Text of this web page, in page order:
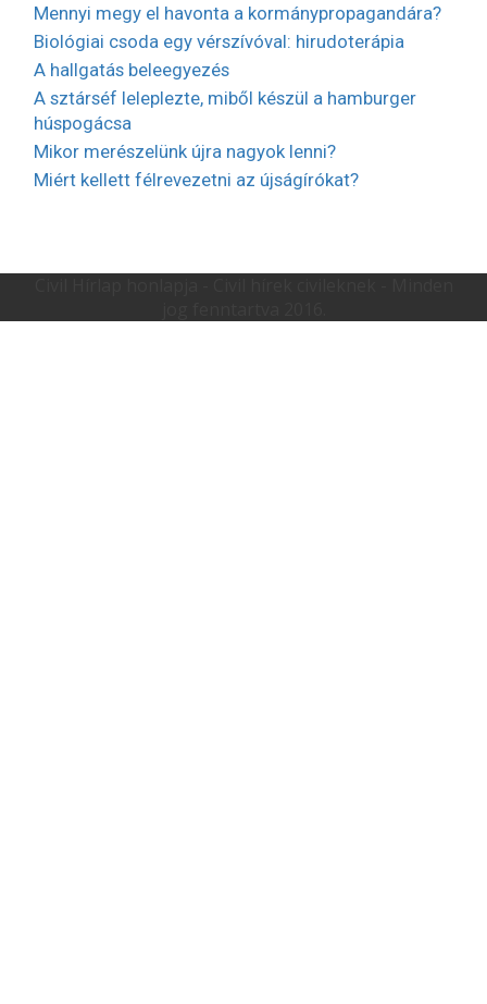
Mennyi megy el havonta a kormánypropagandára?
Biológiai csoda egy vérszívóval: hirudoterápia
A hallgatás beleegyezés
A sztárséf leleplezte, miből készül a hamburger
húspogácsa
Mikor merészelünk újra nagyok lenni?
Miért kellett félrevezetni az újságírókat?